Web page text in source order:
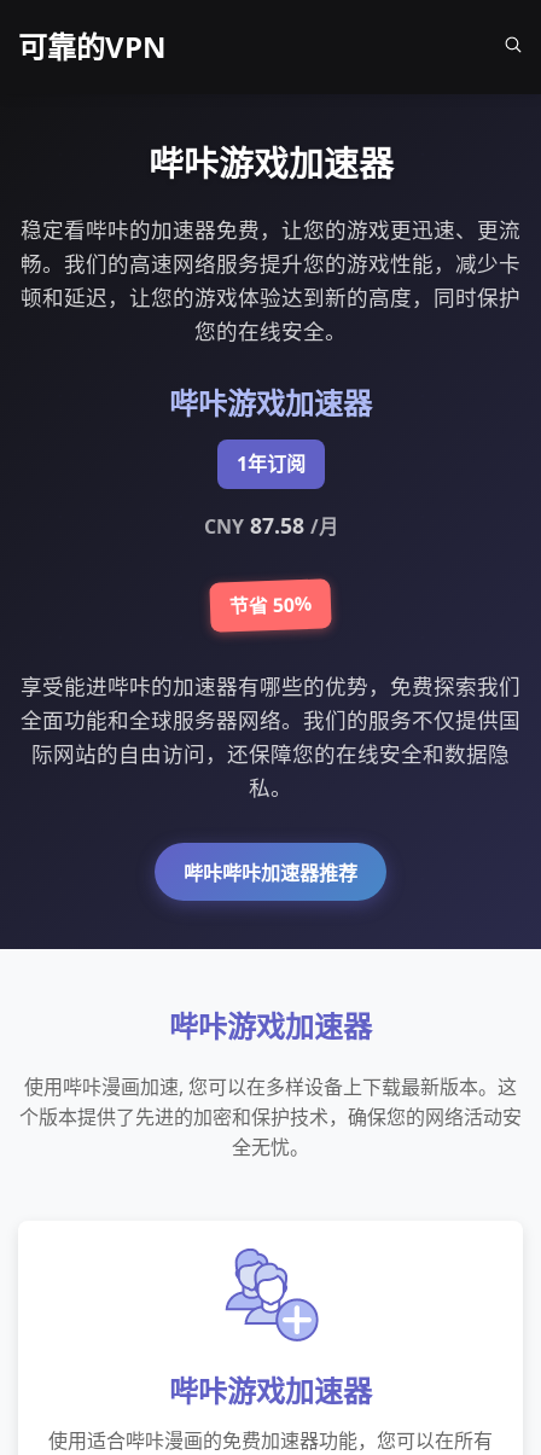
可靠的VPN
哔咔游戏加速器
稳定看哔咔的加速器免费，让您的游戏更迅速、更流
畅。我们的高速网络服务提升您的游戏性能，减少卡
顿和延迟，让您的游戏体验达到新的高度，同时保护
您的在线安全。
哔咔游戏加速器
1年订阅
CNY87.58 /月
节省 50%
享受能进哔咔的加速器有哪些的优势，免费探索我们
全面功能和全球服务器网络。我们的服务不仅提供国
际网站的自由访问，还保障您的在线安全和数据隐
私。
哔咔哔咔加速器推荐
哔咔游戏加速器
使用哔咔漫画加速, 您可以在多样设备上下载最新版本。这
个版本提供了先进的加密和保护技术，确保您的网络活动安
全无忧。
哔咔游戏加速器
使用适合哔咔漫画的免费加速器功能，您可以在所有